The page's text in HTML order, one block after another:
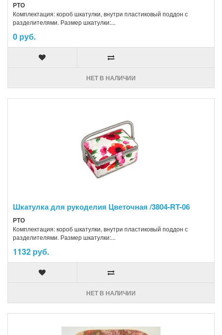
РТО
Комплектация: короб шкатулки, внутри пластиковый поддон с
разделителями. Размер шкатулки:...
0 руб.
НЕТ В НАЛИЧИИ
Шкатулка для рукоделия Цветочная /3804-RT-06
РТО
Комплектация: короб шкатулки, внутри пластиковый поддон с
разделителями. Размер шкатулки:...
1132 руб.
НЕТ В НАЛИЧИИ